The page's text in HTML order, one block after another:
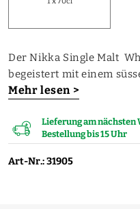
Der Nikka Single Malt
begeistert mit einem
Mehr lesen >
Lieferung am nächsten
Bestellung bis 15 Uhr
Art-Nr.: 31905